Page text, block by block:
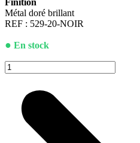
Métal doré brillant
REF : 529-20-NOIR
● En stock